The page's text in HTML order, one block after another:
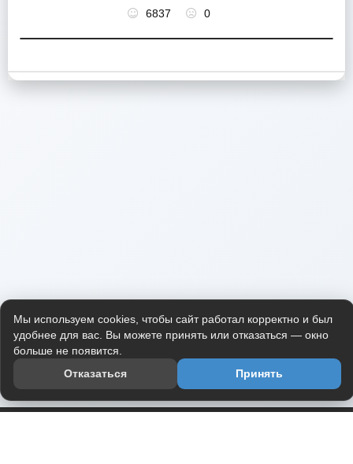
6837 0
Мы используем cookies, чтобы сайт работал корректно и был
удобнее для вас. Вы можете принять или отказаться — окно
больше не появится.
Отказаться
Принять